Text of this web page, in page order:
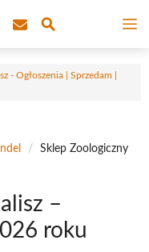
- Ogłoszenia | Sprzedam |
/
Sklep Zoologiczny
–
roku